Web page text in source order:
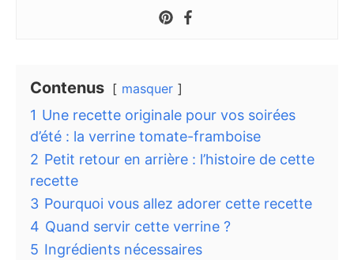
Contenus masquer
1 Une recette originale pour vos soirées
d’été : la verrine tomate-framboise
2 Petit retour en arrière : l’histoire de cette
recette
3 Pourquoi vous allez adorer cette recette
4 Quand servir cette verrine ?
5 Ingrédients nécessaires